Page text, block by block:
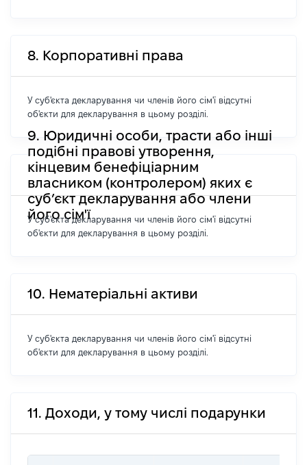
8. Корпоративні права
У суб'єкта декларування чи членів його сім'ї відсутні
об'єкти для декларування в цьому розділі.
9. Юридичні особи, трасти або інші
подібні правові утворення,
кінцевим бенефіціарним
власником (контролером) яких є
суб’єкт декларування або члени
його сім'ї
У суб'єкта декларування чи членів його сім'ї відсутні
об'єкти для декларування в цьому розділі.
10. Нематеріальні активи
У суб'єкта декларування чи членів його сім'ї відсутні
об'єкти для декларування в цьому розділі.
11. Доходи, у тому числі подарунки